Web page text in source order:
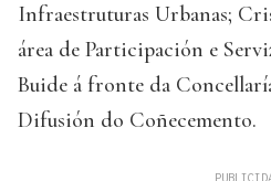
Infraestruturas Urbanas;
área de Participación e
Buide á fronte da
Difusión do Coñecemento.